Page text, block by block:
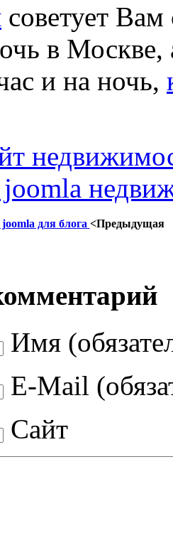
советует Вам
в Москве,
и на ночь,
для блога <Предыдущая
Имя
E-Mail
Сайт